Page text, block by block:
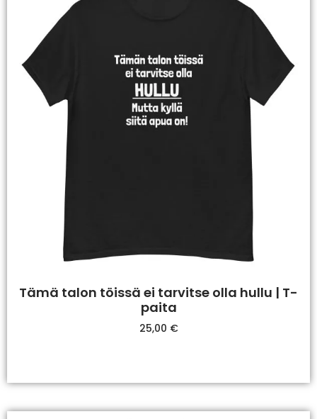
Tämä talon töissä ei tarvitse olla hullu | T-
paita
25,00 €